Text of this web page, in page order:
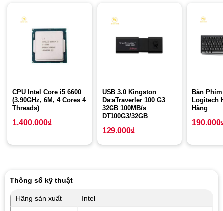
CPU Intel Core i5 6600
(3.90GHz, 6M, 4 Cores 4
Threads)
1.400.000₫
USB 3.0 Kingston
DataTraverler 100 G3
32GB 100MB/s
DT100G3/32GB
129.000₫
Bàn
Logitech
Hãng
190.000
Thông số kỹ thuật
Hãng sản xuất Intel